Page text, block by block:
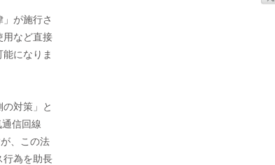
が施行さ
用など直接
になりま
対策」と
信回線
、この法
行為を助長